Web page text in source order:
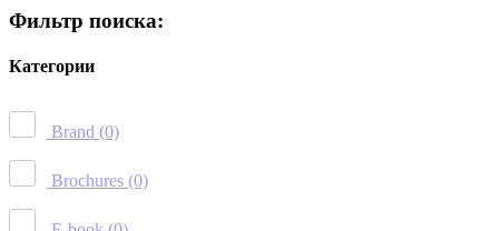
Фильтр поиска:
Категории
Brand (0)
Brochures (0)